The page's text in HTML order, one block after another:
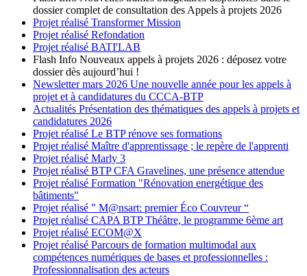
dossier complet de consultation des Appels à projets 2026
Projet réalisé Transformer Mission
Projet réalisé Refondation
Projet réalisé BATI'LAB
Flash Info Nouveaux appels à projets 2026 : déposez votre
dossier dès aujourd’hui !
Newsletter mars 2026 Une nouvelle année pour les appels à
projet et à candidatures du CCCA-BTP
Actualités Présentation des thématiques des appels à projets et
candidatures 2026
Projet réalisé Le BTP rénove ses formations
Projet réalisé Maître d'apprentissage ; le repère de l'apprenti
Projet réalisé Marly 3
Projet réalisé BTP CFA Gravelines, une présence attendue
Projet réalisé Formation "Rénovation energétique des
bâtiments"
Projet réalisé " M@nsart: premier Éco Couvreur “
Projet réalisé CAPA BTP Théâtre, le programme 6ème art
Projet réalisé ECOM@X
Projet réalisé Parcours de formation multimodal aux
compétences numériques de bases et professionnelles :
Professionnalisation des acteurs